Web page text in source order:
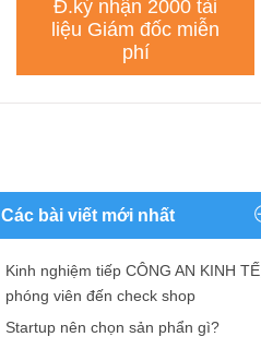
Các bài viết mới nhất
Kinh nghiệm tiếp CÔNG AN KINH TẾ,
phóng viên đến check shop
Startup nên chọn sản phẩn gì?